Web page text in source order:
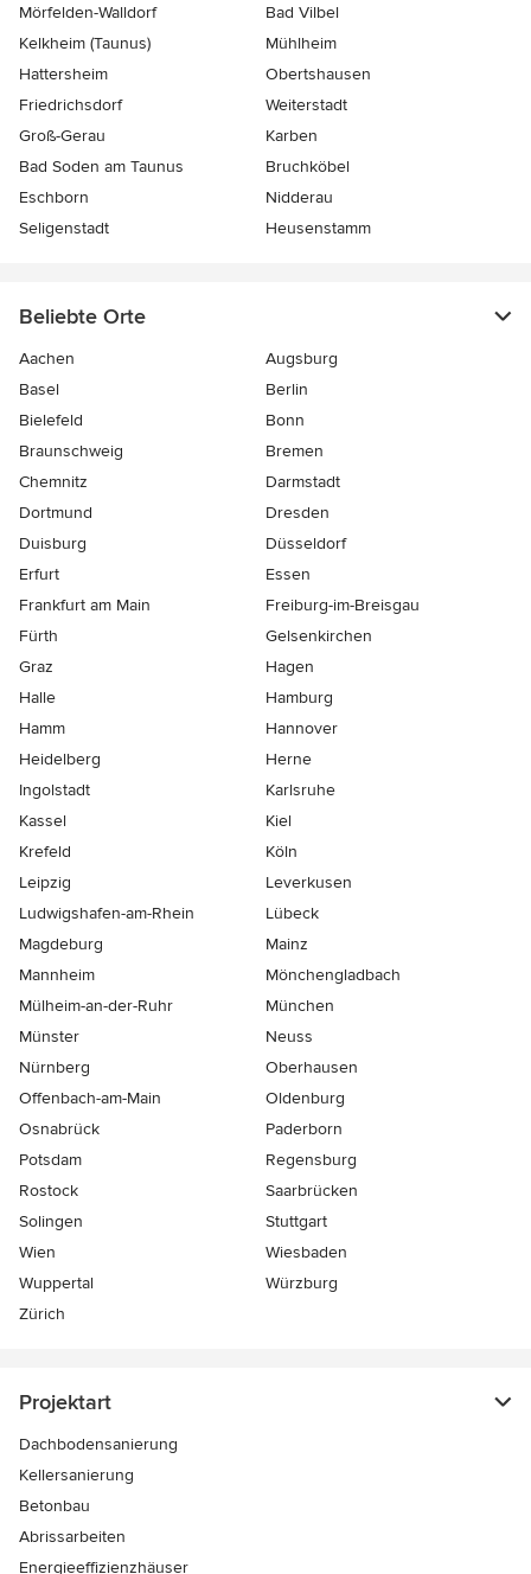
Mörfelden-Walldorf
Bad Vilbel
Kelkheim (Taunus)
Mühlheim
Hattersheim
Obertshausen
Friedrichsdorf
Weiterstadt
Groß-Gerau
Karben
Bad Soden am Taunus
Bruchköbel
Eschborn
Nidderau
Seligenstadt
Heusenstamm
Beliebte Orte
Aachen
Augsburg
Basel
Berlin
Bielefeld
Bonn
Braunschweig
Bremen
Chemnitz
Darmstadt
Dortmund
Dresden
Duisburg
Düsseldorf
Erfurt
Essen
Frankfurt am Main
Freiburg-im-Breisgau
Fürth
Gelsenkirchen
Graz
Hagen
Halle
Hamburg
Hamm
Hannover
Heidelberg
Herne
Ingolstadt
Karlsruhe
Kassel
Kiel
Krefeld
Köln
Leipzig
Leverkusen
Ludwigshafen-am-Rhein
Lübeck
Magdeburg
Mainz
Mannheim
Mönchen­gladbach
Mülheim-an-der-Ruhr
München
Münster
Neuss
Nürnberg
Oberhausen
Offenbach-am-Main
Oldenburg
Osnabrück
Paderborn
Potsdam
Regensburg
Rostock
Saarbrücken
Solingen
Stuttgart
Wien
Wiesbaden
Wuppertal
Würzburg
Zürich
Projektart
Dachbodensanierung
Kellersanierung
Betonbau
Abrissarbeiten
Energieeffizienzhäuser